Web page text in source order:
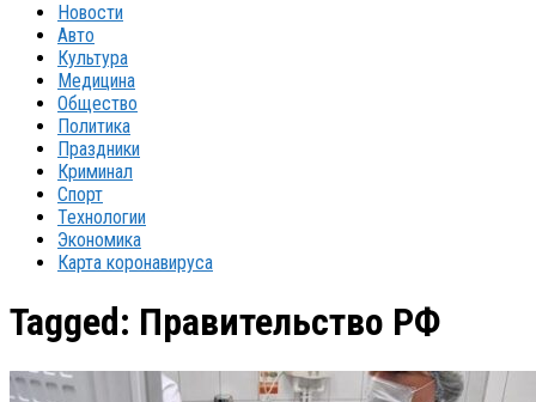
Новости
Авто
Культура
Медицина
Общество
Политика
Праздники
Криминал
Спорт
Технологии
Экономика
Карта коронавируса
Tagged: Правительство РФ